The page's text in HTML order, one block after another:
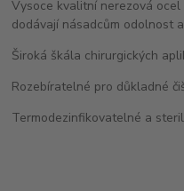
Vysoce kvalitní nerezová
dodávají násadcům odolnost
Široká škála chirurgických
Rozebíratelné pro důkladné
Termodezinfikovatelné a